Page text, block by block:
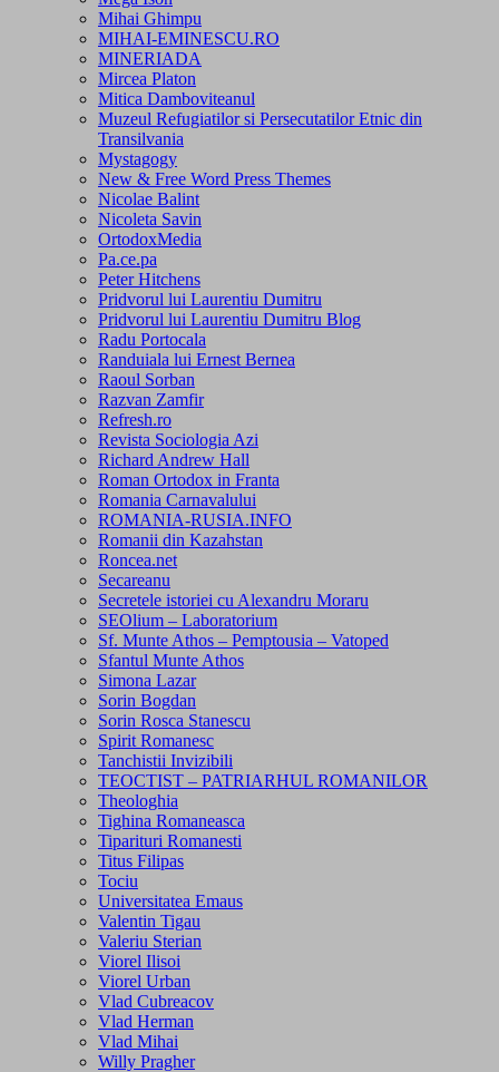
Mihai Ghimpu
MIHAI-EMINESCU.RO
MINERIADA
Mircea Platon
Mitica Damboviteanul
Muzeul Refugiatilor si Persecutatilor Etnic din
Transilvania
Mystagogy
New & Free Word Press Themes
Nicolae Balint
Nicoleta Savin
OrtodoxMedia
Pa.ce.pa
Peter Hitchens
Pridvorul lui Laurentiu Dumitru
Pridvorul lui Laurentiu Dumitru Blog
Radu Portocala
Randuiala lui Ernest Bernea
Raoul Sorban
Razvan Zamfir
Refresh.ro
Revista Sociologia Azi
Richard Andrew Hall
Roman Ortodox in Franta
Romania Carnavalului
ROMANIA-RUSIA.INFO
Romanii din Kazahstan
Roncea.net
Secareanu
Secretele istoriei cu Alexandru Moraru
SEOlium – Laboratorium
Sf. Munte Athos – Pemptousia – Vatoped
Sfantul Munte Athos
Simona Lazar
Sorin Bogdan
Sorin Rosca Stanescu
Spirit Romanesc
Tanchistii Invizibili
TEOCTIST – PATRIARHUL ROMANILOR
Theologhia
Tighina Romaneasca
Tiparituri Romanesti
Titus Filipas
Tociu
Universitatea Emaus
Valentin Tigau
Valeriu Sterian
Viorel Ilisoi
Viorel Urban
Vlad Cubreacov
Vlad Herman
Vlad Mihai
Willy Pragher